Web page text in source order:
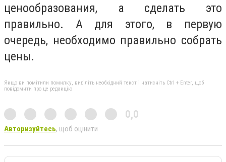
ценообразования, а сделать это
правильно. А для этого, в первую
очередь, необходимо правильно собрать
цены.
Якщо ви помітили помилку, виділіть необхідний текст і натисніть Ctrl + Enter, щоб
повідомити про це редакцію
0,0
Авторизуйтесь, щоб оцінити